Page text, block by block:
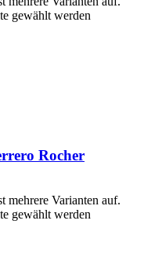
gewählt werden
Rocher
mehrere Varianten auf.
gewählt werden